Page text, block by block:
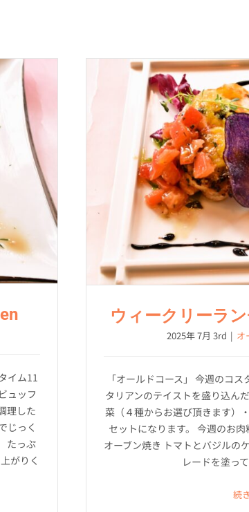
イム11
ュッフ
理した
じっく
たっぷ
がりく
ウィークリーラ
2025年 7月 3rd | オ
「オールドコース」 今週のコ
タリアンのテイストを盛り込ん
菜（４種からお選び頂きます）
セットになります。 今週のお
オーブン焼き トマトとバジルの
レードを塗っ
続